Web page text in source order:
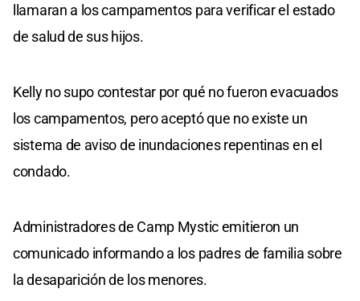
llamaran a los campamentos para verificar el estado
de salud de sus hijos.
Kelly no supo contestar por qué no fueron evacuados
los campamentos, pero aceptó que no existe un
sistema de aviso de inundaciones repentinas en el
condado.
Administradores de Camp Mystic emitieron un
comunicado informando a los padres de familia sobre
la desaparición de los menores.